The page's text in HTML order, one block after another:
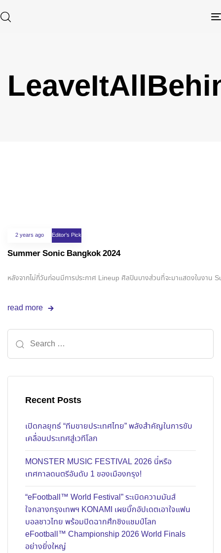
Type and hit enter
2 years ago Editor's Pick
Summer Sonic Bangkok 2024
หลังจากไม่กี่วันก่อนมีการประกาศ Lineup ศิลปินบางส่วนที่จะมาแสดงในงา
read more
Recent Posts
เปิดกลยุทธ์ “ทีมขายประเทศไทย” พลังสำคัญในการขับ
เคลื่อนประเทศสู่เวทีโลก
MONSTER MUSIC FESTIVAL 2026 นี่หรือ
เทศกาลดนตรีอันดับ 1 ของเมืองกรุง!
“eFootball™ World Festival” ระเบิดความมันส์
ใจกลางกรุงเทพฯ KONAMI เผยบิ๊กอัปเดตเอาใจแฟน
บอลชาวไทย พร้อมปิดฉากศึกชิงแชมป์โลก
eFootball™ Championship 2026 World Finals
อย่างยิ่งใหญ่